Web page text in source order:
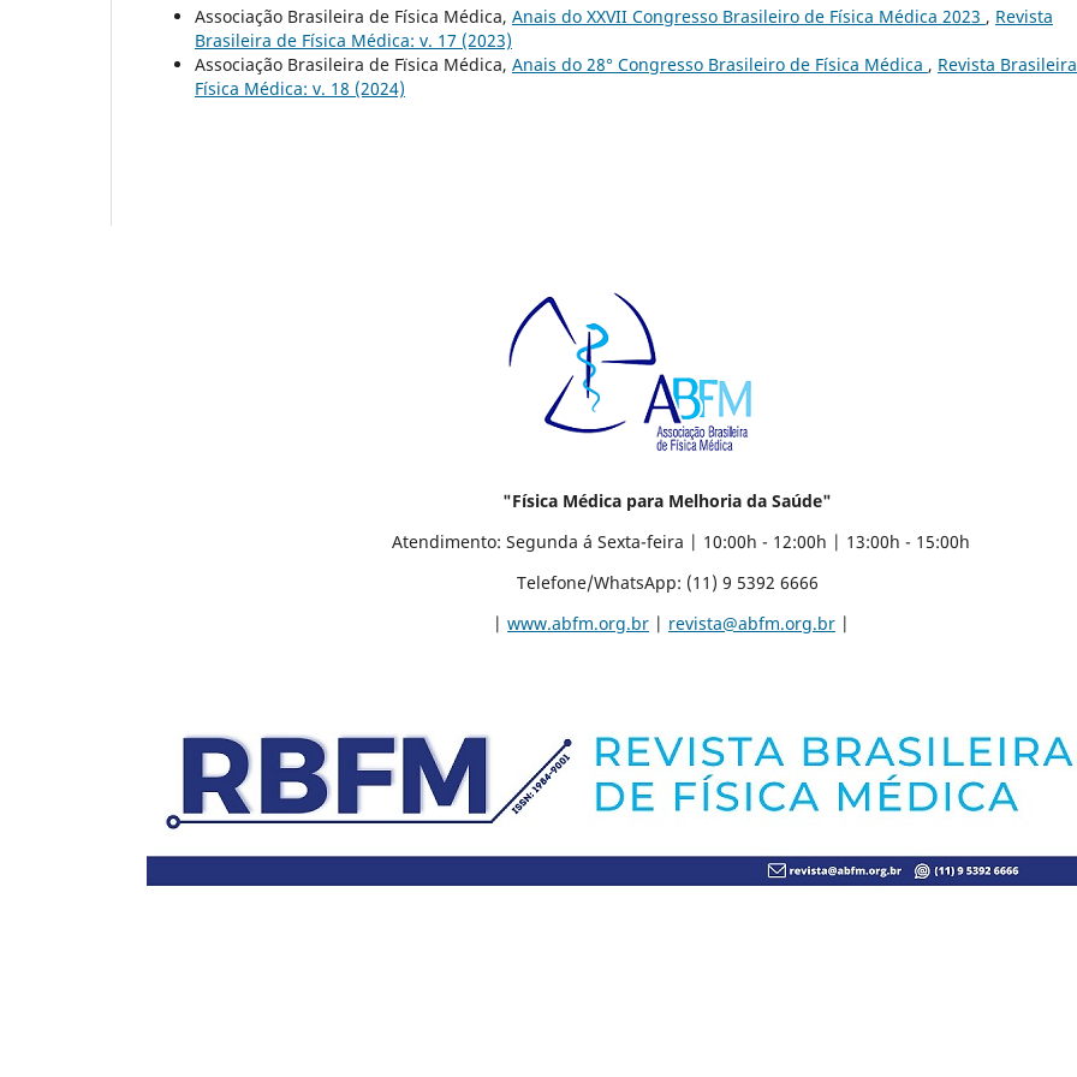
Associação Brasileira de Física Médica, Anais do XXVII Congresso Brasileiro de Física Médica 2023 , Revista
Brasileira de Física Médica: v. 17 (2023)
Associação Brasileira de Fïsica Médica, Anais do 28° Congresso Brasileiro de Física Médica , Revista
Física Médica: v. 18 (2024)
"Física Médica para Melhoria da Saúde"
Atendimento: Segunda á Sexta-feira | 10:00h - 12:00h | 13:00h - 15:00h
Telefone/WhatsApp: (11) 9 5392 6666
| www.abfm.org.br | revista@abfm.org.br |